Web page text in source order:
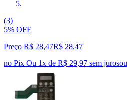
(3)
5% OFF
Preço R$ 28,47R$ 28,47
no Pix Ou 1x de R$ 29,97 sem jurosou